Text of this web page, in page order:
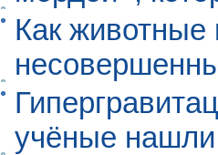
Как
учёные